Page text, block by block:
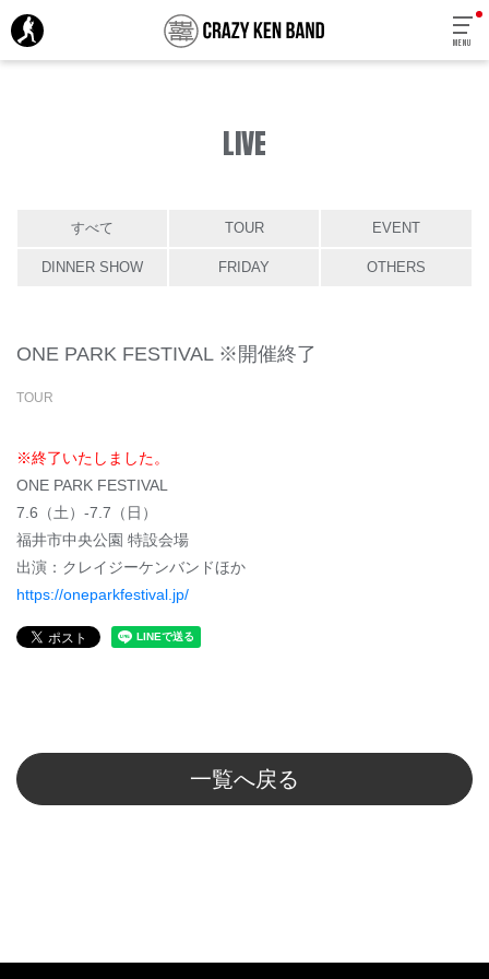
MENU
LIVE
すべて TOUR EVENT
DINNER SHOW FRIDAY OTHERS
ONE PARK FESTIVAL ※開催終了
TOUR
※終了いたしました。
ONE PARK FESTIVAL
7.6（土）-7.7（日）
福井市中央公園 特設会場
出演：クレイジーケンバンドほか
https://oneparkfestival.jp/
一覧へ戻る